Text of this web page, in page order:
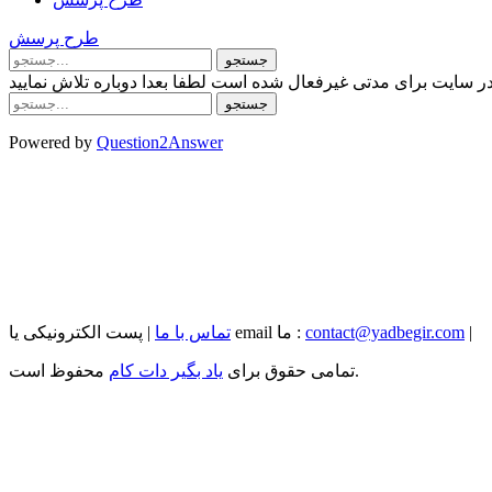
طرح پرسش
سایت برای مدتی غیرفعال شده است لطفا بعدا دوباره تلاش نمایید
Powered by Question2Answer
تماس با ما | پست الکترونیکی یا email ما : contact@yadbegir.com |
تمامی حقوق برای یاد بگیر دات کام
محفوظ است.